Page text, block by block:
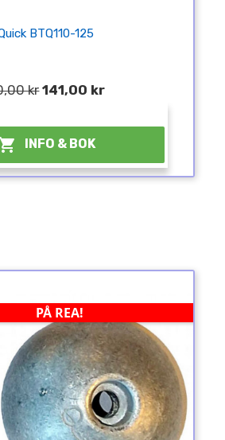
BTQ110-125
kr141,00 kr
INFO & BOK
PÅ REA!